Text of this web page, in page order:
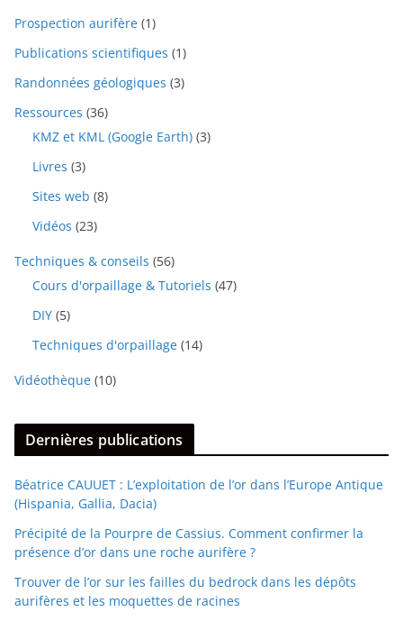
Prospection aurifère (1)
Publications scientifiques (1)
Randonnées géologiques (3)
Ressources (36)
KMZ et KML (Google Earth) (3)
Livres (3)
Sites web (8)
Vidéos (23)
Techniques & conseils (56)
Cours d'orpaillage & Tutoriels (47)
DIY (5)
Techniques d'orpaillage (14)
Vidéothèque (10)
Dernières publications
Béatrice CAUUET : L’exploitation de l’or dans l’Europe Antique
(Hispania, Gallia, Dacia)
Précipité de la Pourpre de Cassius. Comment confirmer la
présence d’or dans une roche aurifère ?
Trouver de l’or sur les failles du bedrock dans les dépôts
aurifères et les moquettes de racines